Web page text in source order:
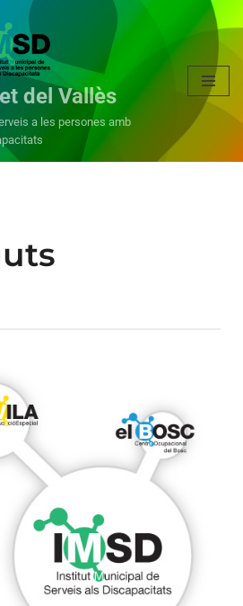
del Vallès
a les persones amb